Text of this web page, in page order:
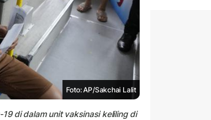
Foto: AP/Sakchai Lalit
di dalam unit vaksinasi keliling di